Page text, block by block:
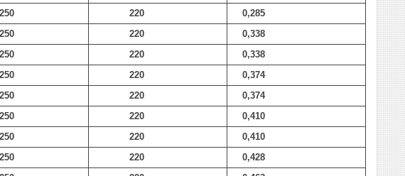
220
0,285
220
0,338
220
0,338
220
0,374
220
0,374
220
0,410
220
0,410
220
0,428